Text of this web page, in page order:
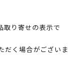
り寄せの表示で
だく場合がございま